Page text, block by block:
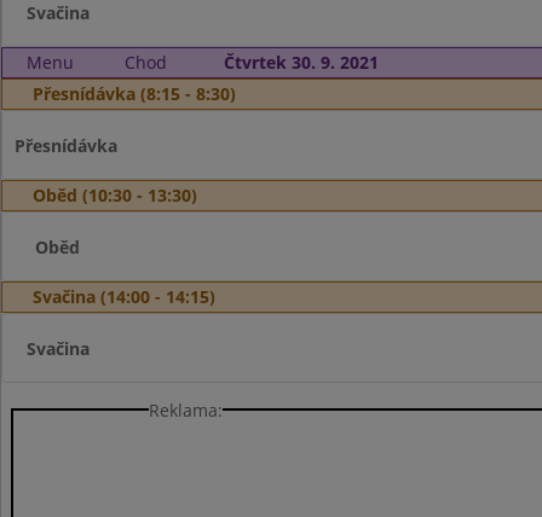
Svačina
Menu Chod
Čtvrtek 30. 9. 2021
Přesnídávka (8:15 - 8:30)
Přesnídávka
Oběd (10:30 - 13:30)
Oběd
Svačina (14:00 - 14:15)
Svačina
Reklama: